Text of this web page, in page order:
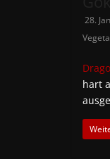
28.
Vegeta
hart